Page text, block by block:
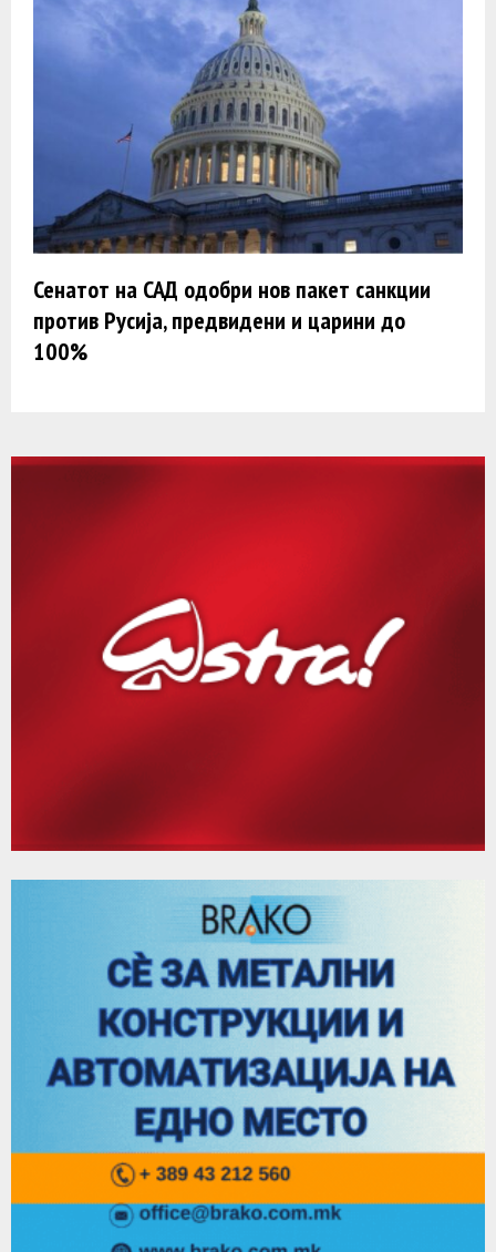
Сенатот на САД одобри нов пакет санкции
против Русија, предвидени и царини до
100%